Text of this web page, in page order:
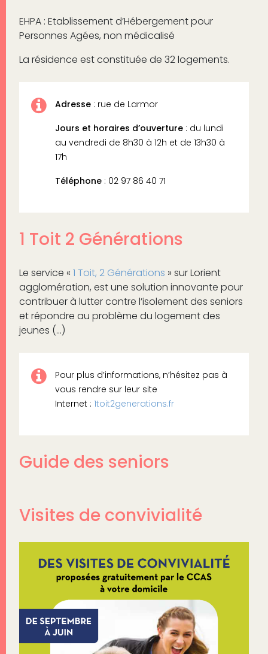
EHPA : Etablissement d’Hébergement pour
Personnes Agées, non médicalisé
La résidence est constituée de 32 logements.
Adresse: rue de Larmor
Jours et horaires d’ouverture: du lundi
au vendredi de 8h30 à 12h et de 13h30 à
17h
Téléphone: 02 97 86 40 71
1 Toit 2 Générations
Le service « 1 Toit, 2 Générations » sur Lorient
agglomération, est une solution innovante pour
contribuer à lutter contre l’isolement des seniors
et répondre au problème du logement des
jeunes (…)
Pour plus d’informations, n’hésitez pas à
vous rendre sur leur site
Internet : 1toit2generations.fr
Guide des seniors
Visites de convivialité